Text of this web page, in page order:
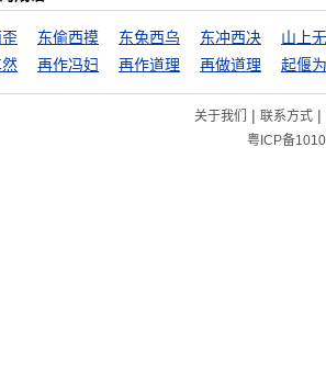
东偷西摸 东兔西乌
东冲西决
再作冯妇 再作道理 再做道理 起偃
关于我们 | 联系方式|
粤ICP备